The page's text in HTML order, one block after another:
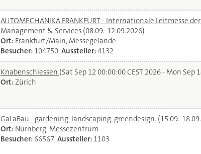
AUTOMECHANIKA FRANKFURT - Internationale Leitmesse
Management & Services (08.09.-12.09.2026)
Ort: Frankfurt/Main, Messegelände
Besucher: 104750,Aussteller:4132
Knabenschiessen (Sat Sep 12 00:00:00 CEST 2026 - Mon Sep
Ort:Zürich
GaLaBau - gardening. landscaping. greendesign. (15.09.-
Ort: Nürnberg, Messezentrum
Besucher: 66567,Aussteller: 1103